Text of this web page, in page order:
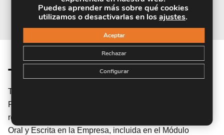
Titulación
TITULACIÓN de haber superado la FORMACIÓN NO
FORMAL que le Acredita las Unidades de Competencia
recogidas en la Unidad Formativa UF0521 Comunicación
Oral y Escrita en la Empresa, incluida en el Módulo
Puedes aprender más sobre qué cookies
utilizamos o desactivarlas en losajustes.
Aceptar
Rechazar
Configurar